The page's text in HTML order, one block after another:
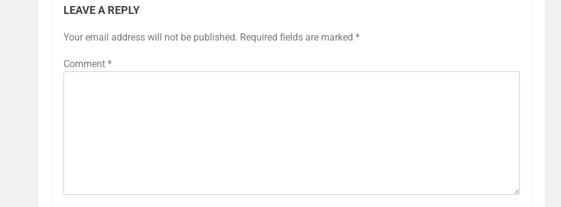
LEAVE A REPLY
Your email address will not be published. Required fields are marked *
Comment *